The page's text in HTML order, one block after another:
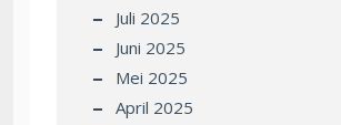
Juli 2025
Juni 2025
Mei 2025
April 2025